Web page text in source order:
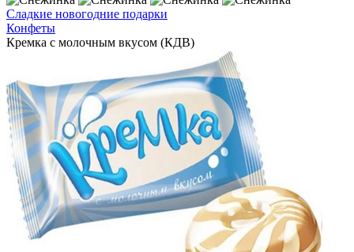
Сладкие новогодние подарки
Конфеты
Кремка с молочным вкусом (КДВ)